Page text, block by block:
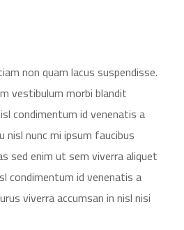
non quam lacus suspendisse.
vestibulum morbi blandit
condimentum id venenatis a
nisl nunc mi ipsum faucibus
sed enim ut sem viverra aliquet
condimentum id venenatis a
viverra accumsan in nisl nisi